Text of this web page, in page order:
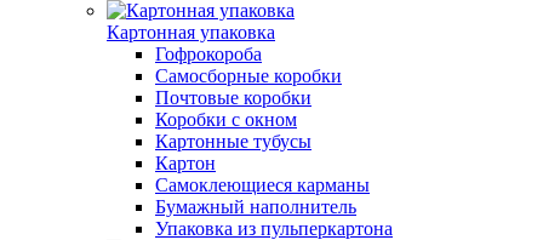
Картонная упаковка
Гофрокороба
Самосборные коробки
Почтовые коробки
Коробки с окном
Картонные тубусы
Картон
Самоклеющиеся карманы
Бумажный наполнитель
Упаковка из пульперкартона